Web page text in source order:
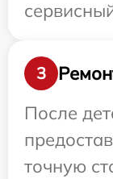
3
После
точную